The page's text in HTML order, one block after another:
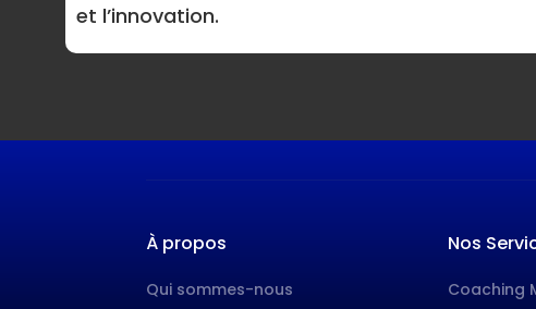
et l’innovation.
À propos
Qui sommes-nous
Nos
Coaching